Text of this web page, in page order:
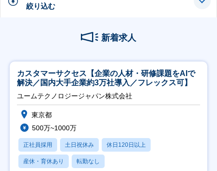
絞り込む
新着求人
カスタマーサクセス【企業の人材・研修課題をAIで
解決／国内大手企業約3万社導入／フレックス可】
ユームテクノロジージャパン株式会社
東京都
500万~1000万
正社員採用 土日祝休み 休日120日以上
産休・育休あり 転勤なし